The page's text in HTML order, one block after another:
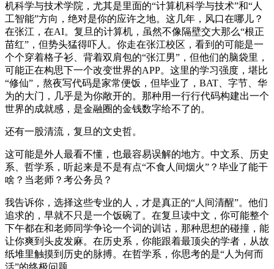
机科学与技术学院，尤其是里面的“计算机科学与技术”和“人
工智能”方向，绝对是你的应许之地。这几年，风口在哪儿？
在张江，在AI。复旦的计算机，虽然不像隔壁交大那么“根正
苗红”，但势头猛得吓人。你走在张江校区，看到的可能是一
个个穿着格子衫、背着双肩包的“张江男”，但他们的脑袋里，
可能正在构思下一个改变世界的APP。这里的学习强度，堪比
“修仙”，熬夜写代码是家常便饭，但毕业了，BAT、字节、华
为的大门，几乎是为你敞开的。那种用一行行代码构建出一个
世界的成就感，是金融圈的金钱数字给不了的。
还有一股清流，复旦的文史哲。
这可能是外人最看不懂，也最容易误解的地方。中文系、历史
系、哲学系，听起来是不是有点“不食人间烟火”？毕业了能干
啥？当老师？考公务员？
我告诉你，选择这些专业的人，才是真正的“人间清醒”。他们
追求的，早就不只是一个饭碗了。在复旦读中文，你可能整个
下午都在和老师同学争论一个词的训诂，那种思想的碰撞，能
让你爽到头皮发麻。在历史系，你能跟着最顶尖的学者，从故
纸堆里触摸到历史的脉搏。在哲学系，你思考的是“人为何而